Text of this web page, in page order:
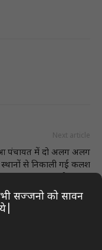
Next article
पंचायत में दो अलग अलग
स्थानों से निकाली गई कलश
सज्जनो को सावन